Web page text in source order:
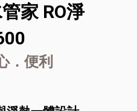
家 RO淨
．便利